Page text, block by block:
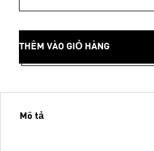
THÊM VÀO GIỎ HÀNG
Mô tả